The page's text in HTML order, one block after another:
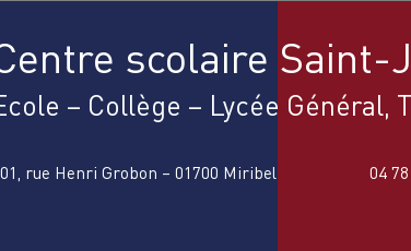
scolaire Saint-
– Collège – Lycée
rue Henri Grobon – 01700 Miribel 04